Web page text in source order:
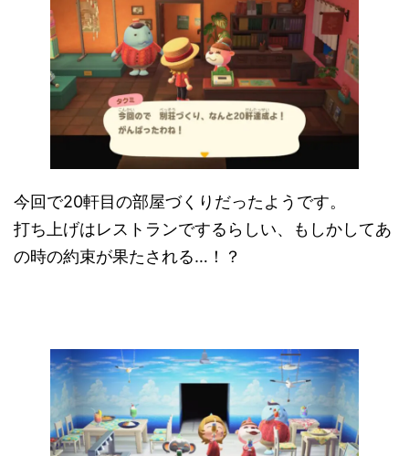
今回で20軒目の部屋づくりだったようです。
打ち上げはレストランでするらしい、もしかしてあ
の時の約束が果たされる…！？